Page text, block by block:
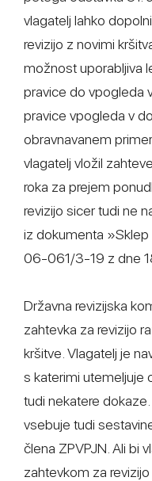
vlagatelj lahko
revizijo z novimi
možnost uporabljiva
pravice do vpogleda
pravice vpogleda v
obravnavanem
vlagatelj vložil
roka za prejem
revizijo sicer tudi ne
iz dokumenta
06-061/3-19 z dne
Državna revizijska
zahtevka za revizijo
kršitve. Vlagatelj je
s katerimi utemeljuje
tudi nekatere
vsebuje tudi
člena ZPVPJN. Ali bi
zahtevkom za